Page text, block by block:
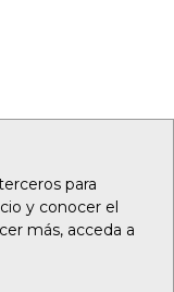
para
y conocer el
más, acceda a